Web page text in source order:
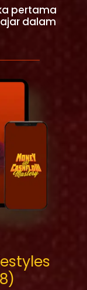
pertama
dalam